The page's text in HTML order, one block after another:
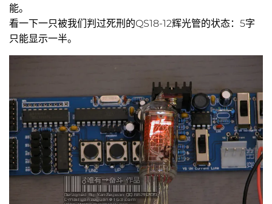
能。
看一下一只被我们判过死刑的QS18-12辉光管的状态：5字
只能显示一半。